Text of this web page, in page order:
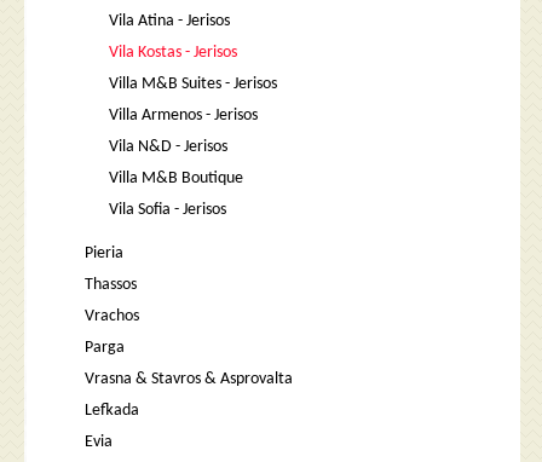
Vila Atina - Jerisos
Vila Kostas - Jerisos
Villa M&B Suites - Jerisos
Villa Armenos - Jerisos
Vila N&D - Jerisos
Villa M&B Boutique
Vila Sofia - Jerisos
Pieria
Thassos
Vrachos
Parga
Vrasna & Stavros & Asprovalta
Lefkada
Evia